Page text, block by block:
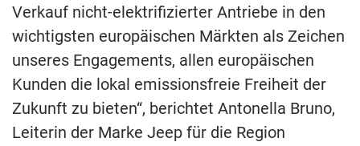
Verkauf nicht-elektrifizierter Antriebe in den
wichtigsten europäischen Märkten als Zeichen
unseres Engagements, allen europäischen
Kunden die lokal emissionsfreie Freiheit der
Zukunft zu bieten“, berichtet Antonella Bruno,
Leiterin der Marke Jeep für die Region